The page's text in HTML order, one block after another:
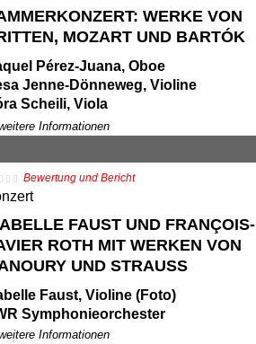
Sundqvist, Violoncello
Britten: "Phantasy", Quartett für
und Streichtrio op. 2
Amadeus Mozart: Oboenquartett
KV 370
Bartók: Klavierquintett C-Dur Sz 23
WERKE VON
MOZART UND BARTÓK
Pérez-Juana, Oboe
Jenne-Dönneweg, Violine
Scheili, Viola
Mazurek, Violoncello
Won Rimmer, Violine
Borel, Violine
Sachs, Viola
Sundqvist, Violoncello
Britten: "Phantasy", Quartett für
und Streichtrio op. 2
Amadeus Mozart: Oboenquartett
weitere Informationen
Bewertung und Bericht
FAUST UND FRANÇOIS-
ROTH MIT WERKEN VON
UND STRAUSS
Faust, Violine (Foto)
Symphonieorchester
Xavier Roth, Dirigent
weitere Informationen